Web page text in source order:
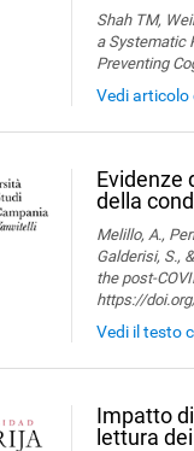
Shah TM,
a Systematic
Preventing
Vedi articolo
Evidenze
della
Melillo, A.,
Galderisi, S.,
the post-
https://
Vedi il testo
Impatto
lettura